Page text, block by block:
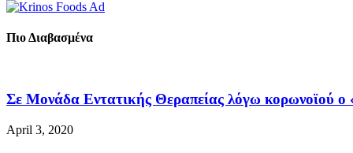
Πιο Διαβασμένα
Σε Μονάδα Εντατικής Θεραπείας λόγω κορωνοϊού ο
April 3, 2020